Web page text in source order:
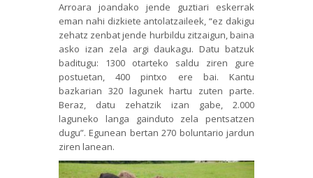
Arroara joandako jende guztiari eskerrak
eman nahi dizkiete antolatzaileek, “ez dakigu
zehatz zenbat jende hurbildu zitzaigun, baina
asko izan zela argi daukagu. Datu batzuk
baditugu: 1300 otarteko saldu ziren gure
postuetan, 400 pintxo ere bai. Kantu
bazkarian 320 lagunek hartu zuten parte.
Beraz, datu zehatzik izan gabe, 2.000
laguneko langa gainduto zela pentsatzen
dugu”. Egunean bertan 270 boluntario jardun
ziren lanean.